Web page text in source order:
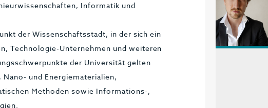
Informatik und
der Wissenschaftsstadt, in der sich ein
Technologie-Unternehmen und weiteren
der Universität gelten
und Energiematerialien,
Methoden sowie Informations-,